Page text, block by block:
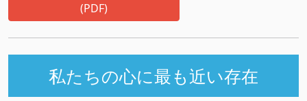
(PDF)
私たちの心に最も近い存在